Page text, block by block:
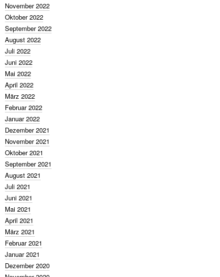
November 2022
Oktober 2022
September 2022
August 2022
Juli 2022
Juni 2022
Mai 2022
April 2022
März 2022
Februar 2022
Januar 2022
Dezember 2021
November 2021
Oktober 2021
September 2021
August 2021
Juli 2021
Juni 2021
Mai 2021
April 2021
März 2021
Februar 2021
Januar 2021
Dezember 2020